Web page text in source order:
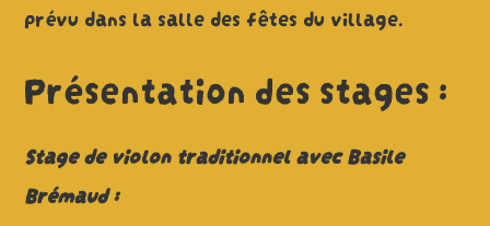
prévu dans la salle des fêtes du village.
Présentation des stages :
Stage de violon traditionnel avec Basile
Brémaud :